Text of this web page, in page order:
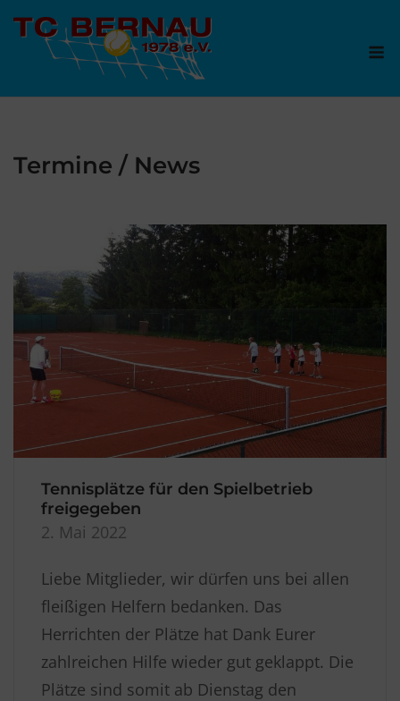
Termine / News
Tennisplätze für den Spielbetrieb
freigegeben
2. Mai 2022
Liebe Mitglieder, wir dürfen uns bei allen
fleißigen Helfern bedanken. Das
Herrichten der Plätze hat Dank Eurer
zahlreichen Hilfe wieder gut geklappt. Die
Plätze sind somit ab Dienstag den